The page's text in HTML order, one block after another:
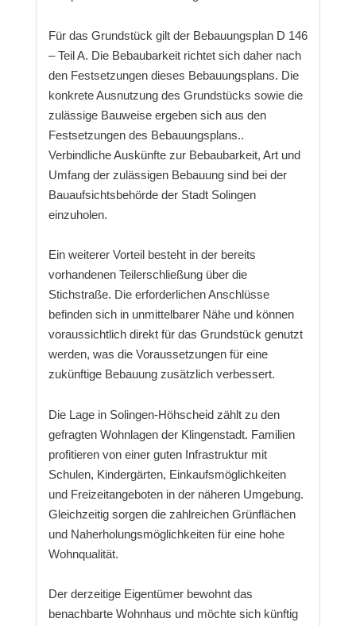
Für das Grundstück gilt der Bebauungsplan D 146
– Teil A. Die Bebaubarkeit richtet sich daher nach
den Festsetzungen dieses Bebauungsplans. Die
konkrete Ausnutzung des Grundstücks sowie die
zulässige Bauweise ergeben sich aus den
Festsetzungen des Bebauungsplans..
Verbindliche Auskünfte zur Bebaubarkeit, Art und
Umfang der zulässigen Bebauung sind bei der
Bauaufsichtsbehörde der Stadt Solingen
einzuholen.
Ein weiterer Vorteil besteht in der bereits
vorhandenen Teilerschließung über die
Stichstraße. Die erforderlichen Anschlüsse
befinden sich in unmittelbarer Nähe und können
voraussichtlich direkt für das Grundstück genutzt
werden, was die Voraussetzungen für eine
zukünftige Bebauung zusätzlich verbessert.
Die Lage in Solingen-Höhscheid zählt zu den
gefragten Wohnlagen der Klingenstadt. Familien
profitieren von einer guten Infrastruktur mit
Schulen, Kindergärten, Einkaufsmöglichkeiten
und Freizeitangeboten in der näheren Umgebung.
Gleichzeitig sorgen die zahlreichen Grünflächen
und Naherholungsmöglichkeiten für eine hohe
Wohnqualität.
Der derzeitige Eigentümer bewohnt das
benachbarte Wohnhaus und möchte sich künftig